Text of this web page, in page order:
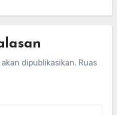
dipublikasikan. Ruas